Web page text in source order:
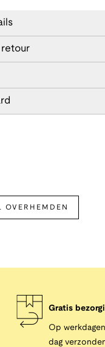
retour
OVERHEMDEN
Gratis
Op
dag